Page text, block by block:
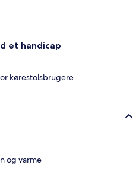
et handicap
kørestolsbrugere
og varme